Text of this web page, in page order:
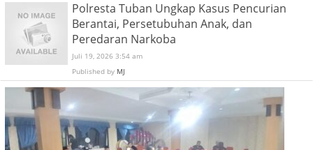
Polresta Tuban Ungkap Kasus Pencurian
Berantai, Persetubuhan Anak, dan
Peredaran Narkoba
Juli 19, 2026 3:54 am
Published by MJ